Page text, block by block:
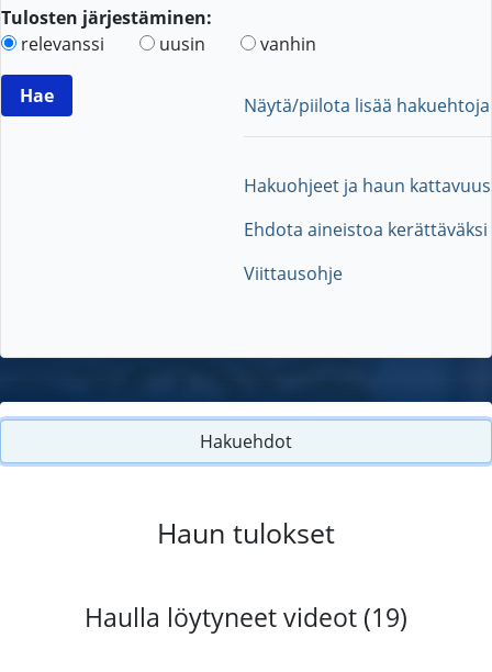
Tulosten järjestäminen:
relevanssi
uusin vanhin
Näytä/piilota lisää hakuehtoja
Hakuohjeet ja haun kattavuus
Ehdota aineistoa kerättäväksi
Viittausohje
Hakuehdot
Haun tulokset
Haulla löytyneet videot (19)